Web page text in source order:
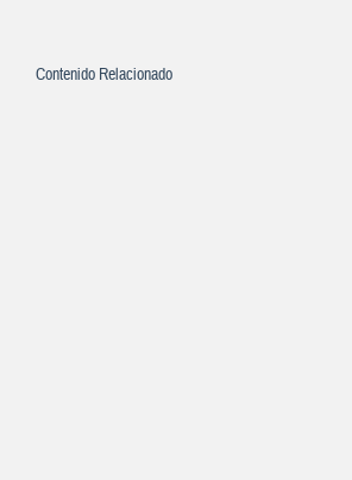
Contenido Relacionado